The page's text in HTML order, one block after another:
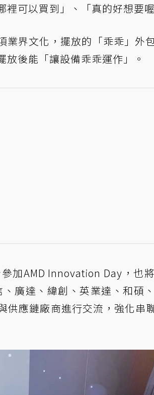
可以買到」、「真的好想要
業界文化，擺放的「乖乖」外
後能「讓設備乖乖運作」。
加AMD Innovation Day，也
廣達、緯創、英業達、和碩
供應鏈廠商進行交流，強化串